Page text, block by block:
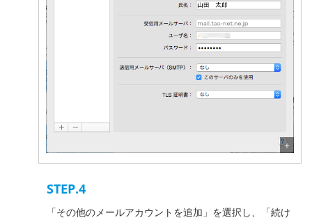
STEP.4
「その他のメールアカウントを追加」を選択し、「続け